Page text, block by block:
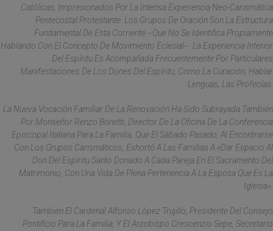
Católicas, Impresionados Por La Intensa Experiencia Neo-Carismática
Pentecostal Protestante. Los Grupos De Oración Son La Estructura
Fundamental De Esta Corriente --Que No Se Identifica Propiamente
Hablando Con El Concepto De Movimiento Eclesial--. La Experiencia Interior
Del Espíritu Es Acompañada Frecuentemente Por Particulares
Manifestaciones De Los Dones Del Espíritu, Como La Curación, Hablar
Lenguas, Las Profecías.
La Nueva Vocación Familiar De La Renovación Ha Sido Subrayada También
Por Monseñor Renzo Bonetti, Director De La Oficina De La Conferencia
Episcopal Italiana Para La Familia, Que El Sábado Pasado, Al Encontrarse
Con Los Grupos Carismáticos, Exhortó A Las Familias A «dar Espacio Al
Don Del Espíritu Santo Donado A Cada Pareja En El Sacramento Del
Matrimonio, Con Una Vida De Plena Pertenencia A La Esposa Que Es La
Iglesia».
También El Cardenal Alfonso López Trujillo, Presidente Del Consejo
Pontificio Para La Familia, Y El Arzobispo Crescenzio Sepe, Secretario